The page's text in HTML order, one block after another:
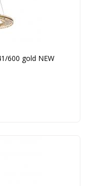
600 gold NEW